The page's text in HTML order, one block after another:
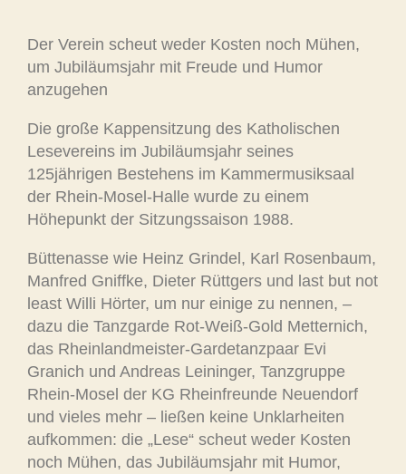
Der Verein scheut weder Kosten noch Mühen,
um Jubiläumsjahr mit Freude und Humor
anzugehen
Die große Kappensitzung des Katholischen
Lesevereins im Jubiläumsjahr seines
125jährigen Bestehens im Kammermusiksaal
der Rhein-Mosel-Halle wurde zu einem
Höhepunkt der Sitzungssaison 1988.
Büttenasse wie Heinz Grindel, Karl Rosenbaum,
Manfred Gniffke, Dieter Rüttgers und last but not
least Willi Hörter, um nur einige zu nennen, –
dazu die Tanzgarde Rot-Weiß-Gold Metternich,
das Rheinlandmeister-Gardetanzpaar Evi
Granich und Andreas Leininger, Tanzgruppe
Rhein-Mosel der KG Rheinfreunde Neuendorf
und vieles mehr – ließen keine Unklarheiten
aufkommen: die „Lese“ scheut weder Kosten
noch Mühen, das Jubiläumsjahr mit Humor,